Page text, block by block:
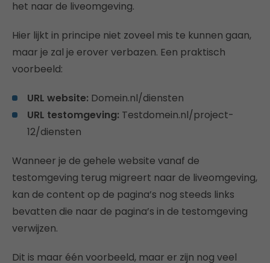
het naar de liveomgeving.
Hier lijkt in principe niet zoveel mis te kunnen gaan,
maar je zal je erover verbazen. Een praktisch
voorbeeld:
URL website: Domein.nl/diensten
URL testomgeving: Testdomein.nl/project-
12/diensten
Wanneer je de gehele website vanaf de
testomgeving terug migreert naar de liveomgeving,
kan de content op de pagina’s nog steeds links
bevatten die naar de pagina’s in de testomgeving
verwijzen.
Dit is maar één voorbeeld, maar er zijn nog veel